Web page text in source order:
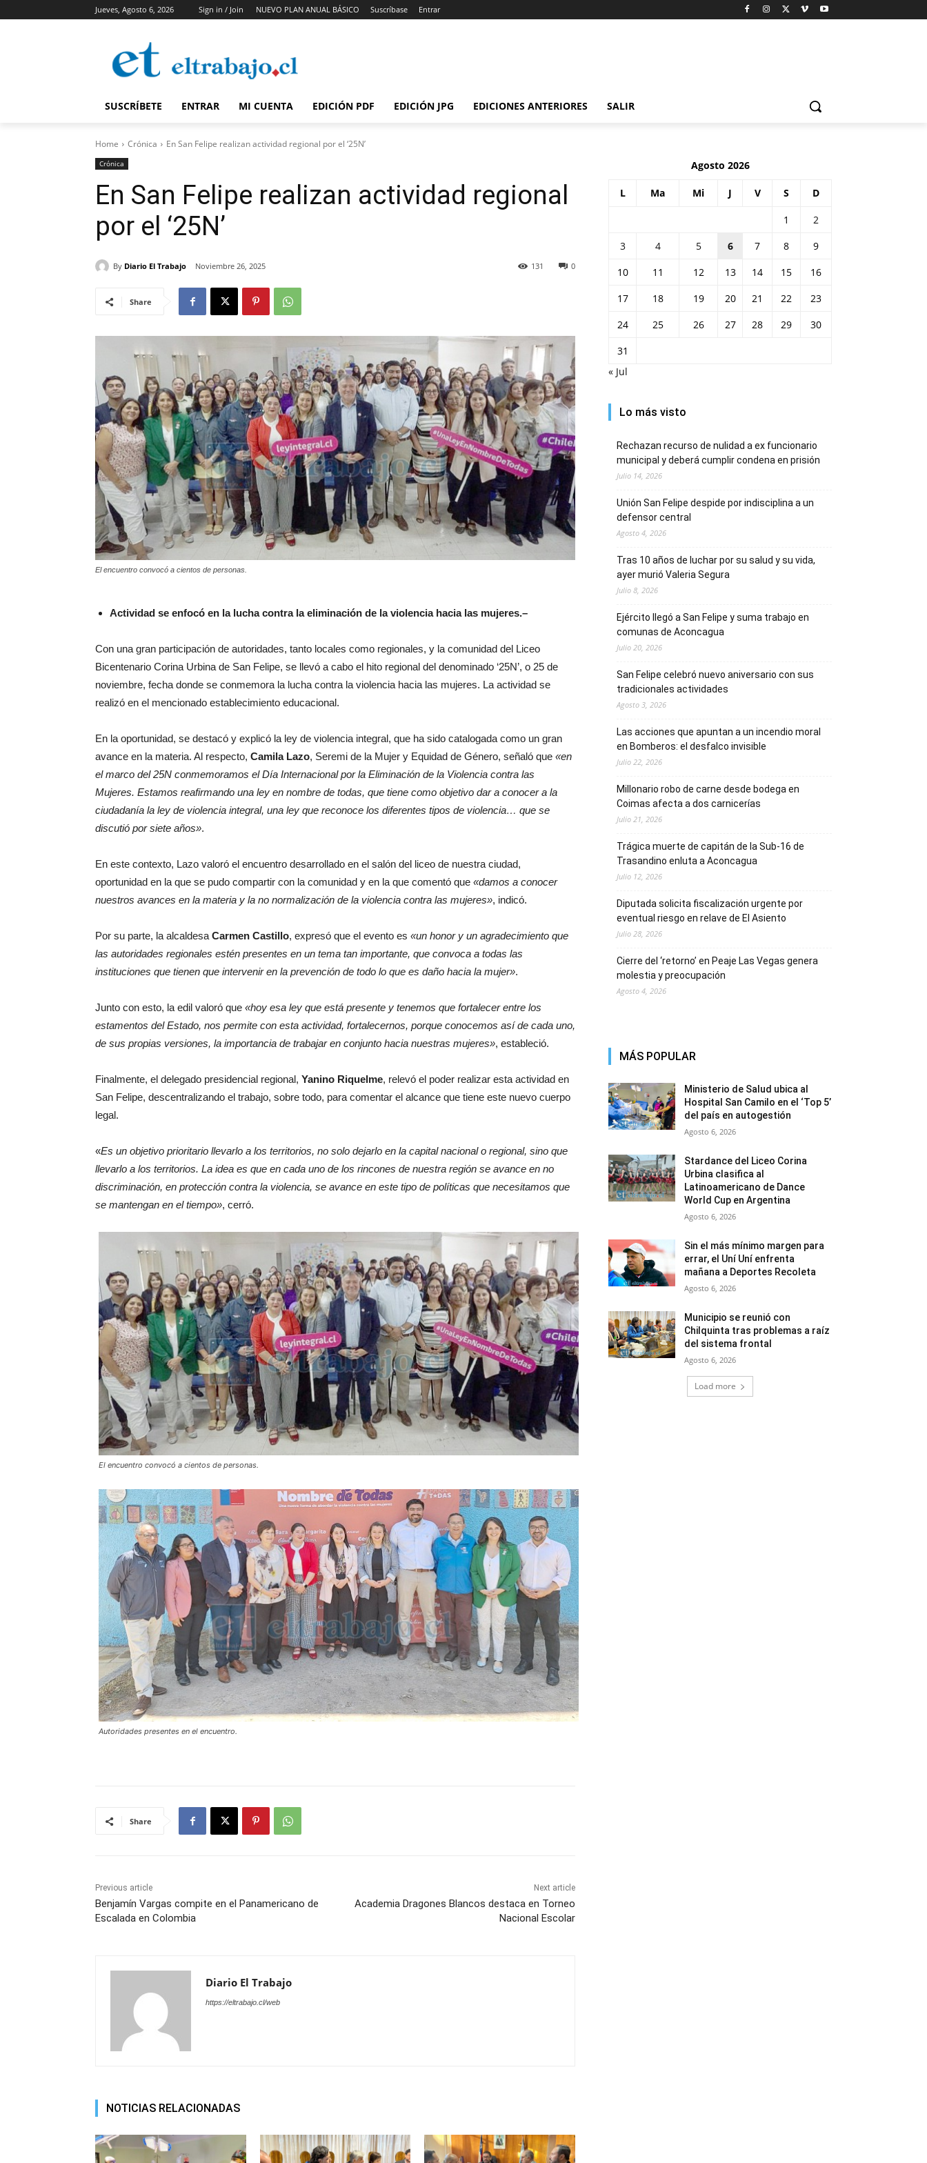
Jueves, Agosto 6, 2026 Sign in / Join NUEVO PLAN ANUAL BÁSICO Suscríbase Entrar
SUSCRÍBETE ENTRAR MI CUENTA EDICIÓN PDF EDICIÓN JPG EDICIONES ANTERIORES SALIR
Home Crónica En San Felipe realizan actividad regional por el ‘25N’
Crónica
En San Felipe realizan actividad regional
por el ‘25N’
By Diario El Trabajo Noviembre 26, 2025 0
131
Share
El encuentro convocó a cientos de personas.
Actividad se enfocó en la lucha contra la eliminación de la violencia hacia las mujeres.–
Con una gran participación de autoridades, tanto locales como regionales, y la comunidad del Liceo
Bicentenario Corina Urbina de San Felipe, se llevó a cabo el hito regional del denominado ‘25N’, o 25 de
noviembre, fecha donde se conmemora la lucha contra la violencia hacia las mujeres. La actividad se
realizó en el mencionado establecimiento educacional.
En la oportunidad, se destacó y explicó la ley de violencia integral, que ha sido catalogada como un gran
avance en la materia. Al respecto, Camila Lazo, Seremi de la Mujer y Equidad de Género, señaló que «en
el marco del 25N conmemoramos el Día Internacional por la Eliminación de la Violencia contra las
Mujeres. Estamos reafirmando una ley en nombre de todas, que tiene como objetivo dar a conocer a la
ciudadanía la ley de violencia integral, una ley que reconoce los diferentes tipos de violencia… que se
discutió por siete años».
En este contexto, Lazo valoró el encuentro desarrollado en el salón del liceo de nuestra ciudad,
oportunidad en la que se pudo compartir con la comunidad y en la que comentó que «damos a conocer
nuestros avances en la materia y la no normalización de la violencia contra las mujeres», indicó.
Por su parte, la alcaldesa Carmen Castillo, expresó que el evento es «un honor y un agradecimiento que
las autoridades regionales estén presentes en un tema tan importante, que convoca a todas las
instituciones que tienen que intervenir en la prevención de todo lo que es daño hacia la mujer».
Junto con esto, la edil valoró que «hoy esa ley que está presente y tenemos que fortalecer entre los
estamentos del Estado, nos permite con esta actividad, fortalecernos, porque conocemos así de cada uno,
de sus propias versiones, la importancia de trabajar en conjunto hacia nuestras mujeres», estableció.
Finalmente, el delegado presidencial regional, Yanino Riquelme, relevó el poder realizar esta actividad en
San Felipe, descentralizando el trabajo, sobre todo, para comentar el alcance que tiene este nuevo cuerpo
legal.
«Es un objetivo prioritario llevarlo a los territorios, no solo dejarlo en la capital nacional o regional, sino que
llevarlo a los territorios. La idea es que en cada uno de los rincones de nuestra región se avance en no
discriminación, en protección contra la violencia, se avance en este tipo de políticas que necesitamos que
se mantengan en el tiempo», cerró.
El encuentro convocó a cientos de personas.
Autoridades presentes en el encuentro.
Share
Previous article
Benjamín Vargas compite en el Panamericano de
Escalada en Colombia
Next article
Academia Dragones Blancos destaca en Torneo
Nacional Escolar
Diario El Trabajo
https://eltrabajo.cl/web
NOTICIAS RELACIONADAS
Agosto 2026
L Ma Mi J V S D
1
2
3
4 5 6 7 8
9
10
11 12 13 14 15
16
17
18 19 20 21 22
23
24
25 26 27 28 29
30
31
« Jul
Lo más visto
Rechazan recurso de nulidad a ex funcionario
municipal y deberá cumplir condena en prisión
Julio 14, 2026
Unión San Felipe despide por indisciplina a un
defensor central
Agosto 4, 2026
Tras 10 años de luchar por su salud y su vida,
ayer murió Valeria Segura
Julio 8, 2026
Ejército llegó a San Felipe y suma trabajo en
comunas de Aconcagua
Julio 20, 2026
San Felipe celebró nuevo aniversario con sus
tradicionales actividades
Agosto 3, 2026
Las acciones que apuntan a un incendio moral
en Bomberos: el desfalco invisible
Julio 22, 2026
Millonario robo de carne desde bodega en
Coimas afecta a dos carnicerías
Julio 21, 2026
Trágica muerte de capitán de la Sub-16 de
Trasandino enluta a Aconcagua
Julio 12, 2026
Diputada solicita fiscalización urgente por
eventual riesgo en relave de El Asiento
Julio 28, 2026
Cierre del ‘retorno’ en Peaje Las Vegas genera
molestia y preocupación
Agosto 4, 2026
MÁS POPULAR
Ministerio de Salud ubica al
Hospital San Camilo en el ‘Top 5’
del país en autogestión
Agosto 6, 2026
Stardance del Liceo Corina
Urbina clasifica al
Latinoamericano de Dance
World Cup en Argentina
Agosto 6, 2026
Sin el más mínimo margen para
errar, el Uní Uní enfrenta
mañana a Deportes Recoleta
Agosto 6, 2026
Municipio se reunió con
Chilquinta tras problemas a raíz
del sistema frontal
Agosto 6, 2026
Load more